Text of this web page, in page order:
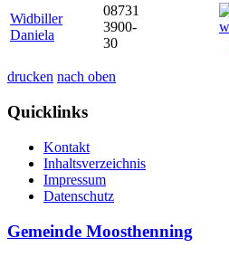
Widbiller
Daniela
08731
3900-
30
drucken nach oben
Quicklinks
Kontakt
Inhaltsverzeichnis
Impressum
Datenschutz
Gemeinde Moosthenning